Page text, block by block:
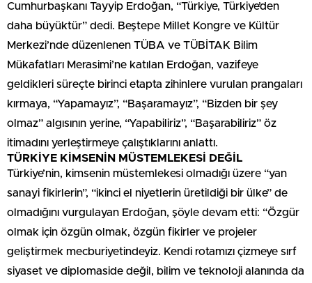
Cumhurbaşkanı Tayyip Erdoğan, “Türkiye, Türkiye’den
daha büyüktür” dedi. Beştepe Millet Kongre ve Kültür
Merkezi’nde düzenlenen TÜBA ve TÜBİTAK Bilim
Mükafatları Merasimi’ne katılan Erdoğan, vazifeye
geldikleri süreçte birinci etapta zihinlere vurulan prangaları
kırmaya, “Yapamayız”, “Başaramayız”, “Bizden bir şey
olmaz” algısının yerine, “Yapabiliriz”, “Başarabiliriz” öz
itimadını yerleştirmeye çalıştıklarını anlattı.
TÜRKİYE KİMSENİN MÜSTEMLEKESİ DEĞİL
Türkiye’nin, kimsenin müstemlekesi olmadığı üzere “yan
sanayi fikirlerin”, “ikinci el niyetlerin üretildiği bir ülke” de
olmadığını vurgulayan Erdoğan, şöyle devam etti: “Özgür
olmak için özgün olmak, özgün fikirler ve projeler
geliştirmek mecburiyetindeyiz. Kendi rotamızı çizmeye sırf
siyaset ve diplomaside değil, bilim ve teknoloji alanında da